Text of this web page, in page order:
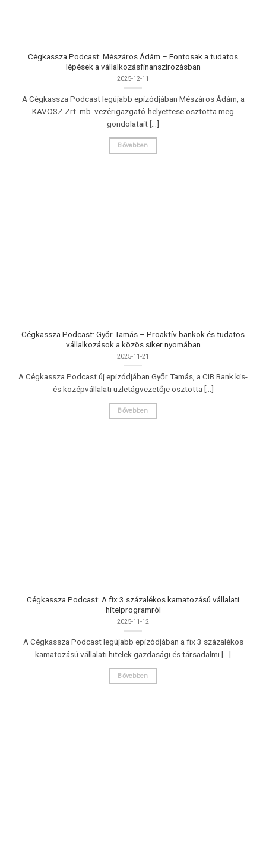
Cégkassza Podcast: Mészáros Ádám – Fontosak a tudatos
lépések a vállalkozásfinanszírozásban
2025-12-11
A Cégkassza Podcast legújabb epizódjában Mészáros Ádám, a
KAVOSZ Zrt. mb. vezérigazgató-helyettese osztotta meg
gondolatait [...]
Bővebben
Cégkassza Podcast: Győr Tamás – Proaktív bankok és tudatos
vállalkozások a közös siker nyomában
2025-11-21
A Cégkassza Podcast új epizódjában Győr Tamás, a CIB Bank kis-
és középvállalati üzletágvezetője osztotta [...]
Bővebben
Cégkassza Podcast: A fix 3 százalékos kamatozású vállalati
hitelprogramról
2025-11-12
A Cégkassza Podcast legújabb epizódjában a fix 3 százalékos
kamatozású vállalati hitelek gazdasági és társadalmi [...]
Bővebben